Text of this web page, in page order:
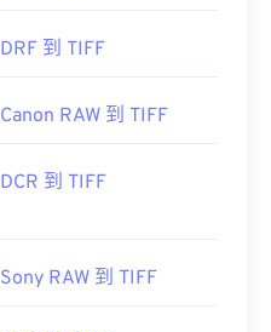
DRF 到 TIFF
Canon RAW 到 TIFF
DCR 到 TIFF
Sony RAW 到 TIFF